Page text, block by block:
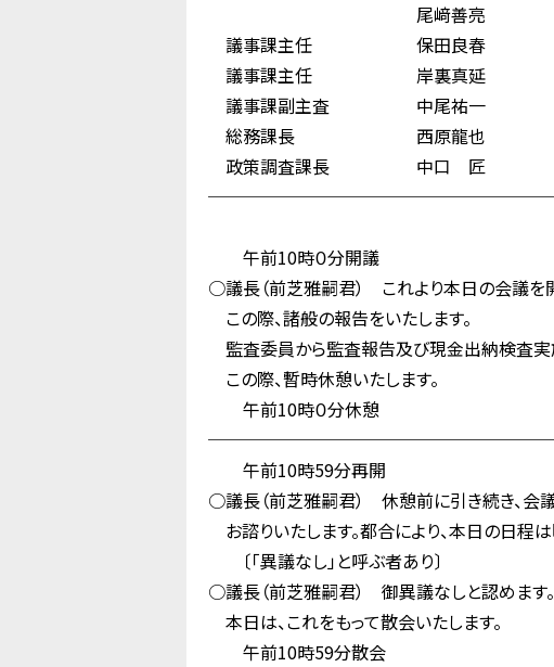
尾﨑善亮
議事課主任 保田良春
議事課主任 岸裏真延
議事課副主査 中尾祐一
総務課長 西原龍也
政策調査課長 中口 匠
────────────────────
午前10時０分開議
○議長（前芝雅嗣君） これより本日の会議を
この際、諸般の報告をいたします。
監査委員から監査報告及び現金出納検査実
この際、暫時休憩いたします。
午前10時０分休憩
────────────────────
午前10時59分再開
○議長（前芝雅嗣君） 休憩前に引き続き、会議
お諮りいたします。都合により、本日の日程
〔「異議なし」と呼ぶ者あり〕
○議長（前芝雅嗣君） 御異議なしと認めます。
本日は、これをもって散会いたします。
午前10時59分散会